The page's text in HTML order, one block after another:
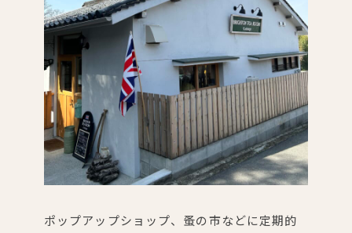
ポップアップショップ、蚤の市などに定期的